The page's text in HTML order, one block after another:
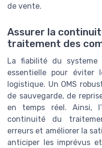
de vente.
Assurer la
traitement des
La fiabilité du systeme
essentielle pour éviter
logistique. Un OMS
de sauvegarde, de
en temps réel. Ainsi,
continuité du
erreurs et améliorer la
anticiper les imprévus